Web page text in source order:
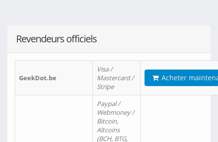
Revendeurs officiels
GeekDot.be
Visa /
Mastercard /
Stripe
Acheter
Paypal /
Webmoney /
Bitcoin,
Altcoins
(BCH, BTG,